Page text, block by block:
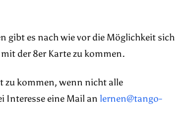
gibt es nach wie vor die Möglichkeit sich
der 8er Karte zu kommen.
zu kommen, wenn nicht alle
Interesse eine Mail an lernen@tango-